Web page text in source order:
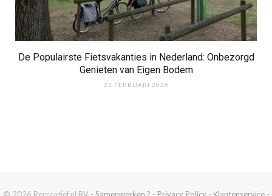
De Populairste Fietsvakanties in Nederland: Onbezorgd
Genieten van Eigen Bodem
23 FEBRUARI 2026